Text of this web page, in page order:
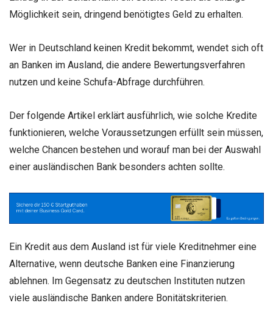
Möglichkeit sein, dringend benötigtes Geld zu erhalten.
Wer in Deutschland keinen Kredit bekommt, wendet sich oft
an Banken im Ausland, die andere Bewertungsverfahren
nutzen und keine Schufa-Abfrage durchführen.
Der folgende Artikel erklärt ausführlich, wie solche Kredite
funktionieren, welche Voraussetzungen erfüllt sein müssen,
welche Chancen bestehen und worauf man bei der Auswahl
einer ausländischen Bank besonders achten sollte.
Ein Kredit aus dem Ausland ist für viele Kreditnehmer eine
Alternative, wenn deutsche Banken eine Finanzierung
ablehnen. Im Gegensatz zu deutschen Instituten nutzen
viele ausländische Banken andere Bonitätskriterien.